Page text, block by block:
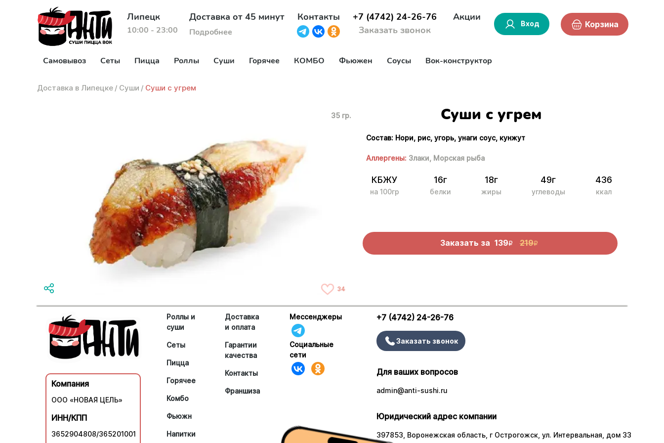
Липецк
10:00 - 23:00
Доставка от 45 минут
Подробнее
Контакты
+7 (4742) 24-26-76
Заказать звонок
Акции
Вход Корзина
Самовывоз Сеты Пицца Роллы Суши Горячее КОМБО Фьюжен Соусы Вок-конструктор
Доставка в Липецке / Суши / Суши с угрем
35 гр.
34
Суши с угрем
Состав: Нори, рис, угорь, унаги соус, кунжут
Аллергены: Злаки, Морская рыба
КБЖУ
на 100гр
16г
белки
18г
жиры
49г
углеводы
436
ккал
Заказать за 139R 219R
Компания
ООО «НОВАЯ ЦЕЛЬ»
ИНН/КПП
3652904808/365201001
Роллы и
суши
Сеты
Пицца
Горячее
Комбо
Фьюжн
Напитки
Доставка
и оплата
Гарантии
качества
Контакты
Франшиза
Мессенджеры
Социальные
сети
+7 (4742) 24-26-76
Заказать звонок
Для ваших вопросов
admin@anti-sushi.ru
Юридический адрес компании
397853, Воронежская область, г Острогожск, ул. Интервальная, дом 33